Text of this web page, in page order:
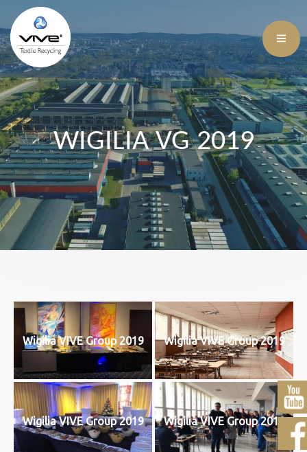
WIGILIA VG 2019
Wigilia VIVE Group 2019 Wigilia VIVE Group 2019
Wigilia VIVE Group 2019 Wigilia VIVE Group 2019